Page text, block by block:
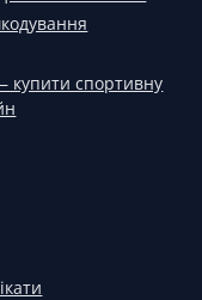
купити спортивну